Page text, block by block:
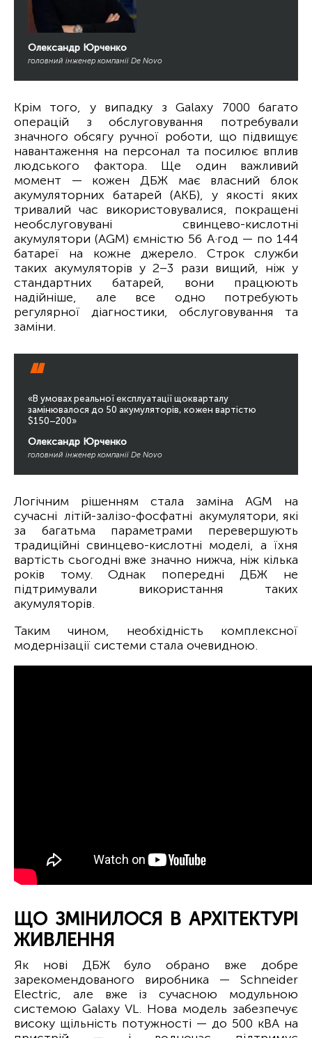
Олександр Юрченко
головний інженер компанії De Novo
Крім того, у випадку з Galaxy 7000 багато
операцій з обслуговування потребували
значного обсягу ручної роботи, що підвищує
навантаження на персонал та посилює вплив
людського фактора. Ще один важливий
момент — кожен ДБЖ має власний блок
акумуляторних батарей (АКБ), у якості яких
тривалий час використовувалися, покращені
необслуговувані свинцево-кислотні
акумулятори (AGM) ємністю 56 А·год — по 144
батареї на кожне джерело. Строк служби
таких акумуляторів у 2–3 рази вищий, ніж у
стандартних батарей, вони працюють
надійніше, але все одно потребують
регулярної діагностики, обслуговування та
заміни.
“
«В умовах реальної експлуатації щокварталу
замінювалося до 50 акумуляторів, кожен вартістю
$150–200»
Олександр Юрченко
головний інженер компанії De Novo
Логічним рішенням стала заміна AGM на
сучасні літій-залізо-фосфатні акумулятори, які
за багатьма параметрами перевершують
традиційні свинцево-кислотні моделі, а їхня
вартість сьогодні вже значно нижча, ніж кілька
років тому. Однак попередні ДБЖ не
підтримували використання таких
акумуляторів.
Таким чином, необхідність комплексної
модернізації системи стала очевидною.
ЩО ЗМІНИЛОСЯ В АРХІТЕКТУРІ
ЖИВЛЕННЯ
Як нові ДБЖ було обрано вже добре
зарекомендованого виробника — Schneider
Electric, але вже із сучасною модульною
системою Galaxy VL. Нова модель забезпечує
високу щільність потужності — до 500 кВА на